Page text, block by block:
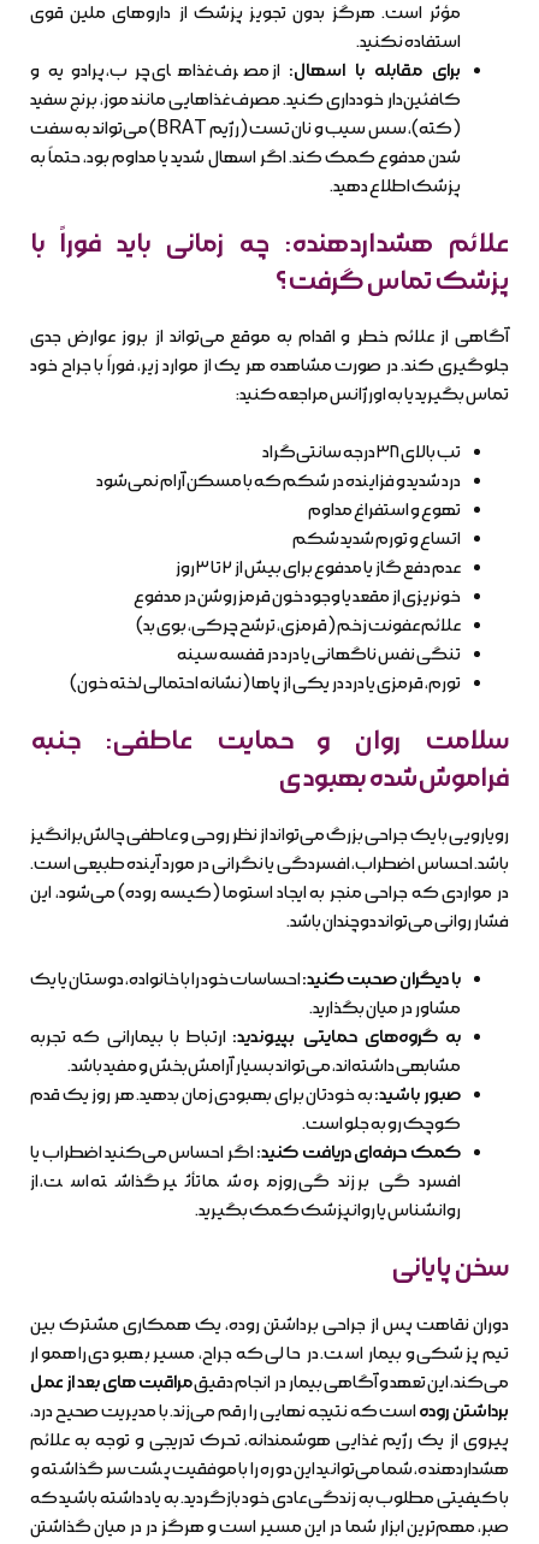
مؤثر است. هرگز بدون تجویز پزشک از داروهای ملین قوی
استفاده نکنید.
برای مقابله با اسهال: از مصرف غذاهای چرب، پرادویه و
کافئین‌دار خودداری کنید. مصرف غذاهایی مانند موز، برنج سفید
(کته)، سس سیب و نان تست (رژیم BRAT) می‌تواند به سفت
شدن مدفوع کمک کند. اگر اسهال شدید یا مداوم بود، حتماً به
پزشک اطلاع دهید.
علائم هشداردهنده: چه زمانی باید فوراً با
پزشک تماس گرفت؟
آگاهی از علائم خطر و اقدام به موقع می‌تواند از بروز عوارض جدی
جلوگیری کند. در صورت مشاهده هر یک از موارد زیر، فوراً با جراح خود
تماس بگیرید یا به اورژانس مراجعه کنید:
تب بالای ۳۸ درجه سانتی‌گراد
درد شدید و فزاینده در شکم که با مسکن آرام نمی‌شود
تهوع و استفراغ مداوم
اتساع و تورم شدید شکم
عدم دفع گاز یا مدفوع برای بیش از ۲ تا ۳ روز
خونریزی از مقعد یا وجود خون قرمز روشن در مدفوع
علائم عفونت زخم (قرمزی، ترشح چرکی، بوی بد)
تنگی نفس ناگهانی یا درد در قفسه سینه
تورم، قرمزی یا درد در یکی از پاها (نشانه احتمالی لخته خون)
سلامت روان و حمایت عاطفی: جنبه
فراموش‌شده بهبودی
رویارویی با یک جراحی بزرگ می‌تواند از نظر روحی و عاطفی چالش‌برانگیز
باشد. احساس اضطراب، افسردگی یا نگرانی در مورد آینده طبیعی است.
در مواردی که جراحی منجر به ایجاد استوما (کیسه روده) می‌شود، این
فشار روانی می‌تواند دوچندان باشد.
با دیگران صحبت کنید:احساسات خود را با خانواده، دوستان یا یک
مشاور در میان بگذارید.
به گروه‌های حمایتی بپیوندید: ارتباط با بیمارانی که تجربه
مشابهی داشته‌اند، می‌تواند بسیار آرامش‌بخش و مفید باشد.
صبور باشید:به خودتان برای بهبودی زمان بدهید. هر روز یک قدم
کوچک رو به جلو است.
کمک حرفه‌ای دریافت کنید: اگر احساس می‌کنید اضطراب یا
افسردگی بر زندگی روزمره شما تأثیر گذاشته است، از
روانشناس یا روانپزشک کمک بگیرید.
سخن پایانی
دوران نقاهت پس از جراحی برداشتن روده، یک همکاری مشترک بین
تیم پزشکی و بیمار است. در حالی که جراح، مسیر بهبودی را هموار
می‌کند، این تعهد و آگاهی بیمار در انجام دقیقمراقبت های بعد از عمل
برداشتن روده است که نتیجه نهایی را رقم می‌زند. با مدیریت صحیح درد،
پیروی از یک رژیم غذایی هوشمندانه، تحرک تدریجی و توجه به علائم
هشداردهنده، شما می‌توانید این دوره را با موفقیت پشت سر گذاشته و
با کیفیتی مطلوب به زندگی عادی خود بازگردید. به یاد داشته باشید که
صبر، مهم‌ترین ابزار شما در این مسیر است و هرگز در در میان گذاشتن